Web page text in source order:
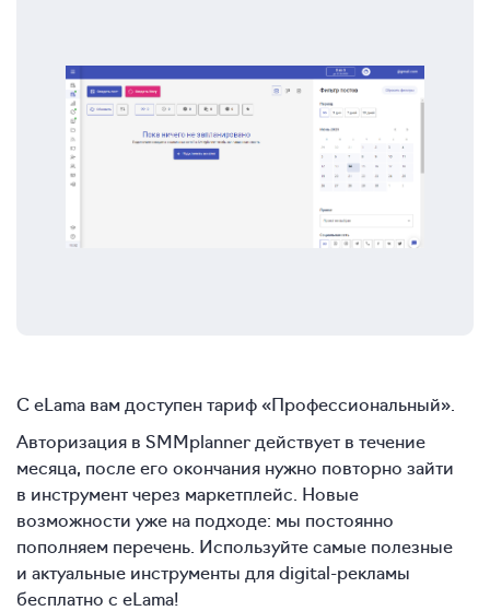
С eLama вам доступен тариф «Профессиональный».
Авторизация в SMMplanner действует в течение
месяца, после его окончания нужно повторно зайти
в инструмент через маркетплейс. Новые
возможности уже на подходе: мы постоянно
пополняем перечень. Используйте самые полезные
и актуальные инструменты для digital-рекламы
бесплатно с eLama!